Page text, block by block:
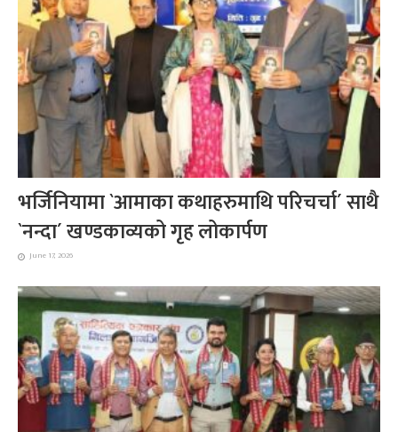
भर्जिनियामा `आमाका कथाहरुमाथि परिचर्चा´ साथै
`नन्दा´ खण्डकाव्यको गृह लोकार्पण
June 17, 2026